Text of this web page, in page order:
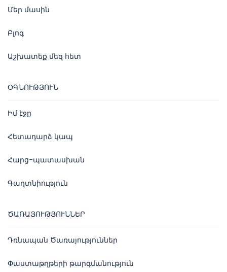
Մեր մասին
Բլոգ
Աշխատեք մեզ հետ
ՕԳՆՈՒԹՅՈՒՆ
Իմ էջը
Հետադարձ կապ
Հարց-պատասխան
Գաղտնիություն
ԾԱՌԱՅՈՒԹՅՈՒՆՆԵՐ
Դռնապան Ծառայություններ
Փաստաթղթերի թարգմանություն